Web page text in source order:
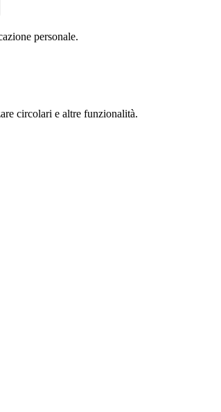
personale.
circolari e altre funzionalità.